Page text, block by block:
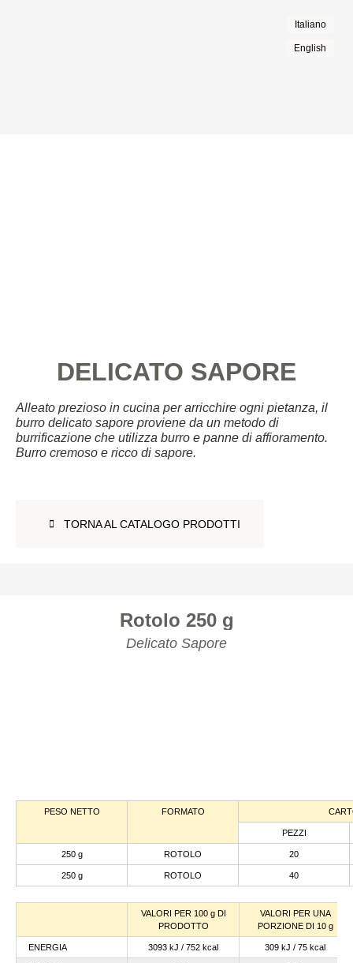
Italiano
English
DELICATO SAPORE
Alleato prezioso in cucina per arricchire ogni pietanza, il
burro delicato sapore proviene da un metodo di
burrificazione che utilizza burro e panne di affioramento.
Burro cremoso e ricco di sapore.
TORNA AL CATALOGO PRODOTTI
Rotolo 250 g
Delicato Sapore
PESO NETTO FORMATO
PEZZI
250 g ROTOLO 20
250 g ROTOLO 40
VALORI PER 100 g DI
PRODOTTO
VALORI PER UNA
PORZIONE DI 10 g
ENERGIA 3093 kJ / 752 kcal 309 kJ / 75 kcal